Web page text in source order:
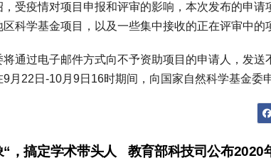
疫情对项目申报和评审的影响，本次发布的申请
科学基金项目，以及一些集中接收的正在评审中的
过电子邮件方式向不予资助项目的申请人，发送
月22日-10月9日16时期间，向国家自然科学基金委
教育部科技司公布2020
，搞定学术带头人